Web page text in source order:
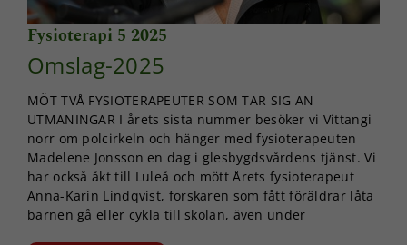
Fysioterapi 5 2025
Omslag-2025
MÖT TVÅ FYSIOTERAPEUTER SOM TAR SIG AN
UTMANINGAR I årets sista nummer besöker vi Vittangi
norr om polcirkeln och hänger med fysioterapeuten
Madelene Jonsson en dag i glesbygdsvårdens tjänst. Vi
har också åkt till Luleå och mött Årets fysioterapeut
Anna-Karin Lindqvist, forskaren som fått föräldrar låta
barnen gå eller cykla till skolan, även under